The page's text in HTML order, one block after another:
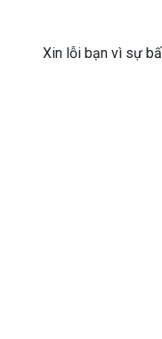
Xin lỗi bạn vì sự